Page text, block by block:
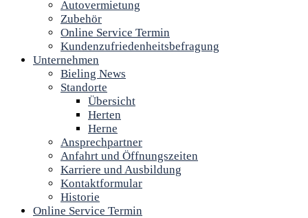
Autovermietung
Zubehör
Online Service Termin
Kundenzufriedenheitsbefragung
Unternehmen
Bieling News
Standorte
Übersicht
Herten
Herne
Ansprechpartner
Anfahrt und Öffnungszeiten
Karriere und Ausbildung
Kontaktformular
Historie
Online Service Termin